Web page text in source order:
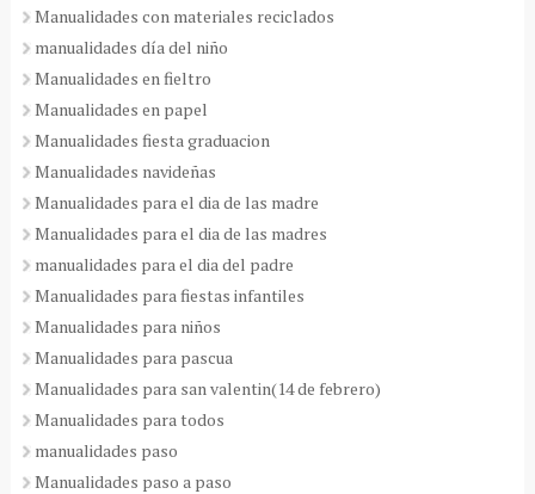
Manualidades con materiales reciclados
manualidades día del niño
Manualidades en fieltro
Manualidades en papel
Manualidades fiesta graduacion
Manualidades navideñas
Manualidades para el dia de las madre
Manualidades para el dia de las madres
manualidades para el dia del padre
Manualidades para fiestas infantiles
Manualidades para niños
Manualidades para pascua
Manualidades para san valentin(14 de febrero)
Manualidades para todos
manualidades paso
Manualidades paso a paso